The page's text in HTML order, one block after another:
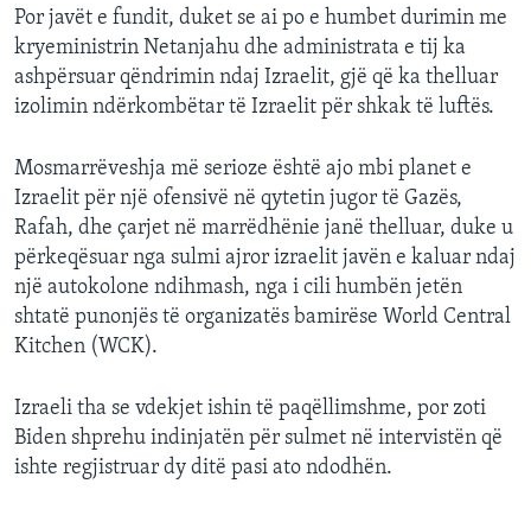
Por javët e fundit, duket se ai po e humbet durimin me
kryeministrin Netanjahu dhe administrata e tij ka
ashpërsuar qëndrimin ndaj Izraelit, gjë që ka thelluar
izolimin ndërkombëtar të Izraelit për shkak të luftës.
Mosmarrëveshja më serioze është ajo mbi planet e
Izraelit për një ofensivë në qytetin jugor të Gazës,
Rafah, dhe çarjet në marrëdhënie janë thelluar, duke u
përkeqësuar nga sulmi ajror izraelit javën e kaluar ndaj
një autokolone ndihmash, nga i cili humbën jetën
shtatë punonjës të organizatës bamirëse World Central
Kitchen (WCK).
Izraeli tha se vdekjet ishin të paqëllimshme, por zoti
Biden shprehu indinjatën për sulmet në intervistën që
ishte regjistruar dy ditë pasi ato ndodhën.